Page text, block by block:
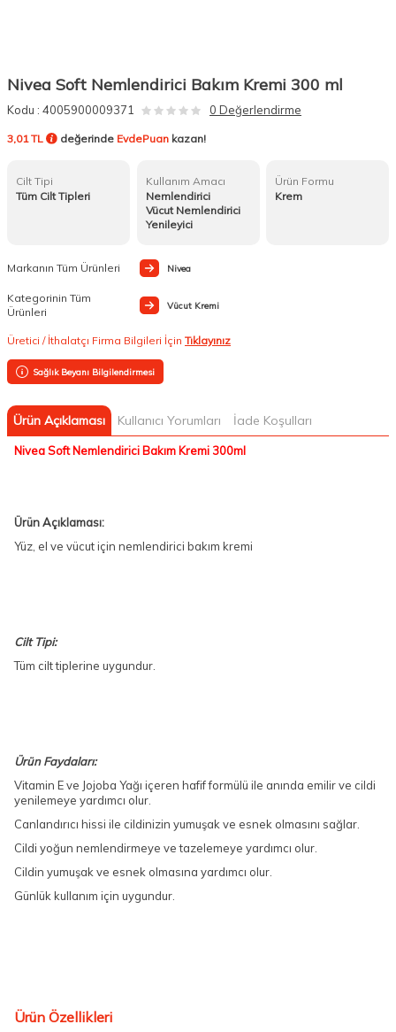
Nivea Soft Nemlendirici Bakım Kremi 300 ml
Kodu : 4005900009371 0 Değerlendirme
3,01 TL değerinde EvdePuan kazan!
Cilt Tipi
Tüm Cilt Tipleri
Kullanım Amacı
Nemlendirici
Vücut Nemlendirici
Yenileyici
Ürün Formu
Krem
Markanın Tüm Ürünleri Nivea
Kategorinin Tüm
Ürünleri
Vücut Kremi
Üretici / İthalatçı Firma Bilgileri İçin Tıklayınız
Sağlık Beyanı Bilgilendirmesi
Ürün Açıklaması Kullanıcı Yorumları İade Koşulları
Nivea Soft Nemlendirici Bakım Kremi 300ml
Ürün Açıklaması:
Yüz, el ve vücut için nemlendirici bakım kremi
Cilt Tipi:
Tüm cilt tiplerine uygundur.
Ürün Faydaları:
Vitamin E ve Jojoba Yağı içeren hafif formülü ile anında emilir ve cildi
yenilemeye yardımcı olur.
Canlandırıcı hissi ile cildinizin yumuşak ve esnek olmasını sağlar.
Cildi yoğun nemlendirmeye ve tazelemeye yardımcı olur.
Cildin yumuşak ve esnek olmasına yardımcı olur.
Günlük kullanım için uygundur.
Ürün Özellikleri